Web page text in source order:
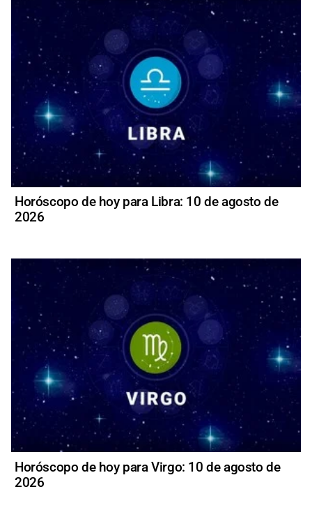
Horóscopo de hoy para Libra: 10 de agosto de
2026
Horóscopo de hoy para Virgo: 10 de agosto de
2026